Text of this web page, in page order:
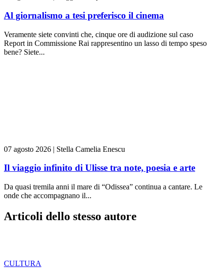
Al giornalismo a tesi preferisco il cinema
Veramente siete convinti che, cinque ore di audizione sul caso
Report in Commissione Rai rappresentino un lasso di tempo speso
bene? Siete...
07 agosto 2026 | Stella Camelia Enescu
Il viaggio infinito di Ulisse tra note, poesia e arte
Da quasi tremila anni il mare di “Odissea” continua a cantare. Le
onde che accompagnano il...
Articoli dello stesso autore
CULTURA